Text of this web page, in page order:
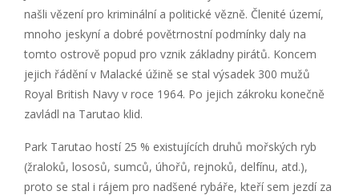
našli vězení pro kriminální a politické vězně. Členité území,
mnoho jeskyní a dobré povětrnostní podmínky daly na
tomto ostrově popud pro vznik základny pirátů. Koncem
jejich řádění v Malacké úžině se stal výsadek 300 mužů
Royal British Navy v roce 1964. Po jejich zákroku konečně
zavládl na Tarutao klid.
Park Tarutao hostí 25 % existujících druhů mořských ryb
(žraloků, lososů, sumců, úhořů, rejnoků, delfínu, atd.),
proto se stal i rájem pro nadšené rybáře, kteří sem jezdí za